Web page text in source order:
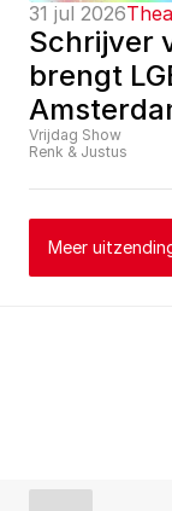
31 jul 2026
Schrijver
brengt
Vrijdag Show
Renk & Justus
Meer